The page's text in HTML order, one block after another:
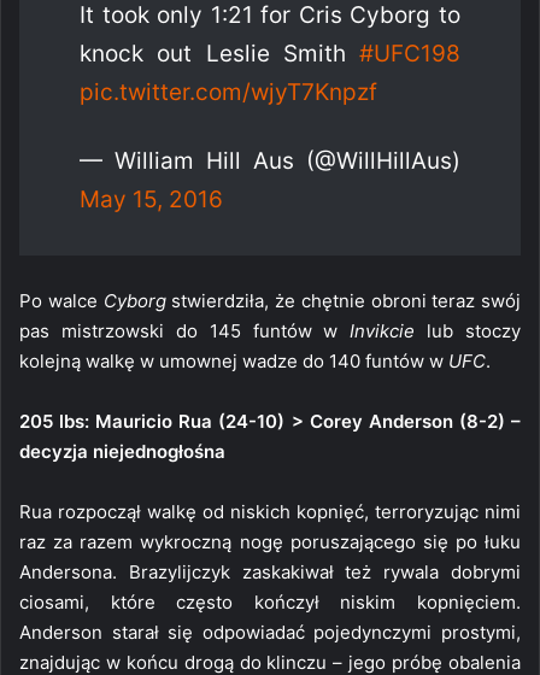
It took only 1:21 for Cris Cyborg to
knock out Leslie Smith #UFC198
pic.twitter.com/wjyT7Knpzf
— William Hill Aus (@WillHillAus)
May 15, 2016
Po walce Cyborgstwierdziła, że chętnie obroni teraz swój
pas mistrzowski do 145 funtów wInvikcie lub stoczy
kolejną walkę w umownej wadze do 140 funtów w UFC.
205 lbs: Mauricio Rua (24-10) > Corey Anderson (8-2) –
decyzja niejednogłośna
Rua rozpoczął walkę od niskich kopnięć, terroryzując nimi
raz za razem wykroczną nogę poruszającego się po łuku
Andersona. Brazylijczyk zaskakiwał też rywala dobrymi
ciosami, które często kończył niskim kopnięciem.
Anderson starał się odpowiadać pojedynczymi prostymi,
znajdując w końcu drogą do klinczu – jego próbę obalenia